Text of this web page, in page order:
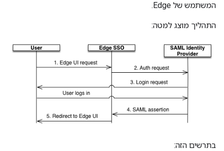
המשתמש של Edge.
התהליך מוצג למטה:
בתרשים הזה: